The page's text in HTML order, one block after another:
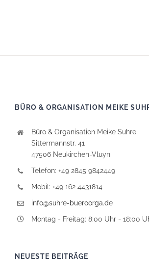
BÜRO & ORGANISATION MEIKE
Büro & Organisation Meike Suhre
Sittermannstr. 41
47506 Neukirchen-Vluyn
Telefon: +49 2845 9842449
Mobil: +49 162 4431814
info@suhre-bueroorga.de
Montag - Freitag: 8:00 Uhr - 18:00
NEUESTE BEITRÄGE